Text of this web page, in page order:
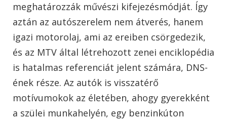
meghatározzák művészi kifejezésmódját. Így
aztán az autószerelem nem átverés, hanem
igazi motorolaj, ami az ereiben csörgedezik,
és az MTV által létrehozott zenei enciklopédia
is hatalmas referenciát jelent számára, DNS-
ének része. Az autók is visszatérő
motívumokok az életében, ahogy gyerekként
a szülei munkahelyén, egy benzinkúton